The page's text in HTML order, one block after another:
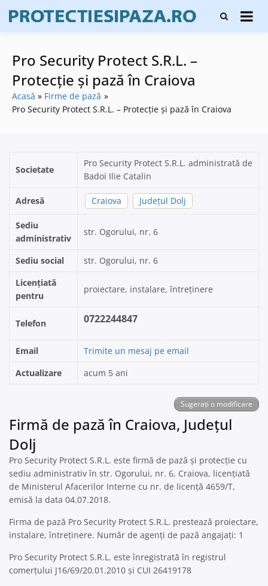
content
Firme de
protecție și
Pro Security Protect S.R.L. –
Protecție și pază în Craiova
Acasă
Firme de pază
Pro Security Protect S.R.L. – Protecție și pază în Craiova
Societate
Pro Security Protect S.R.L. administrată de
Badoi Ilie Catalin
Adresă Craiova Județul Dolj
Sediu
administrativ
str. Ogorului, nr. 6
Sediu social
str. Ogorului, nr. 6
Licențiată
pentru
proiectare, instalare, întreținere
Telefon 0722244847
Email
Trimite un mesaj pe email
Actualizare
acum 5 ani
Sugerați o modificare
Firmă de pază în Craiova, Județul
Dolj
Pro Security Protect S.R.L. este firmă de pază și protecție cu
sediu administrativ în str. Ogorului, nr. 6, Craiova, licențiată
de Ministerul Afacerilor Interne cu nr. de licență 4659/T,
emisă la data 04.07.2018.
Firma de pază Pro Security Protect S.R.L. prestează proiectare,
instalare, întreținere. Număr de agenți de pază angajați: 1
Pro Security Protect S.R.L. este înregistrată în registrul
comerțului J16/69/20.01.2010 și CUI 26419178